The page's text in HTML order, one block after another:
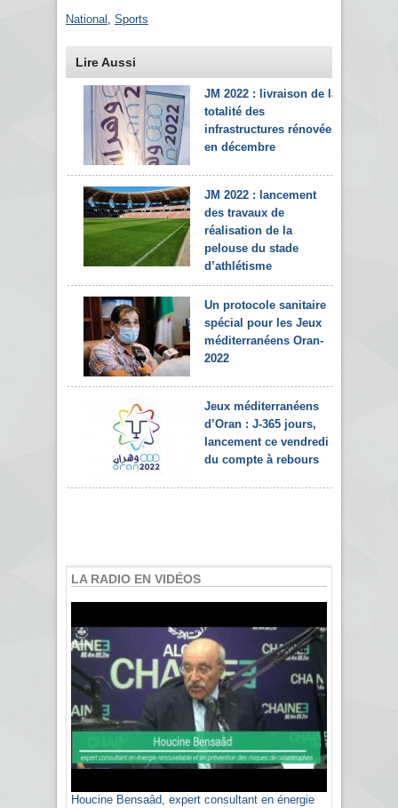
National Sports
Lire Aussi
JM 2022 : livraison de la
totalité des
infrastructures rénovées
en décembre
JM 2022 : lancement
des travaux de
réalisation de la
pelouse du stade
d’athlétisme
Un protocole sanitaire
spécial pour les Jeux
méditerranéens Oran-
2022
Jeux méditerranéens
d’Oran : J-365 jours,
lancement ce vendredi
du compte à rebours
LA RADIO EN VIDÉOS
Houcine Bensaâd, expert consultant en énergie